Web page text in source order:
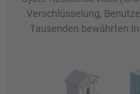
Verschlüsselung,
Tausenden bewährten